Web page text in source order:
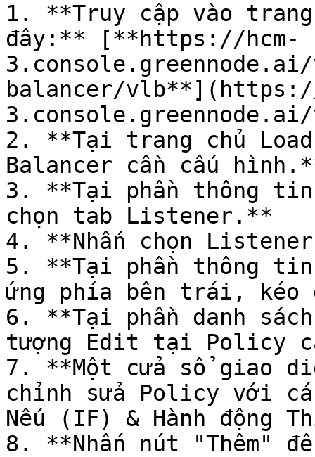
1. **Truy cập vào
đây:** [**https://hcm-
balancer/
2. **Tại trang chủ
Balancer cần cấu
3. **Tại phần thông
chọn tab Listener.**
4. **Nhấn chọn
5. **Tại phần thông
ứng phía bên trái, kéo
6. **Tại phần danh
tượng Edit tại Policy
7. **Một cửa sổ giao
chỉnh sửa Policy với
Nếu (IF) & Hành động
8. **Nhấn nút "Thêm"